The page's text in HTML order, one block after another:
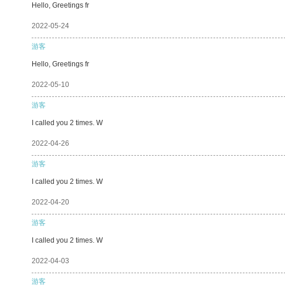
Hello, Greetings fr
2022-05-24
游客
Hello, Greetings fr
2022-05-10
游客
I called you 2 times. W
2022-04-26
游客
I called you 2 times. W
2022-04-20
游客
I called you 2 times. W
2022-04-03
游客